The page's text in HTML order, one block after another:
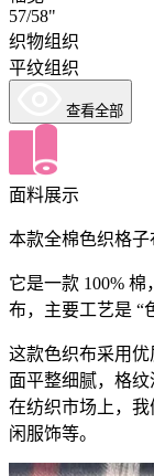
57/58"
织物组织
平纹组织
查看全部
面料展示
本款全棉色织格子
它是一款 100% 棉
布，主要工艺是 “
这款色织布采用
面平整细腻，格纹
在纺织市场上，
闲服饰等。